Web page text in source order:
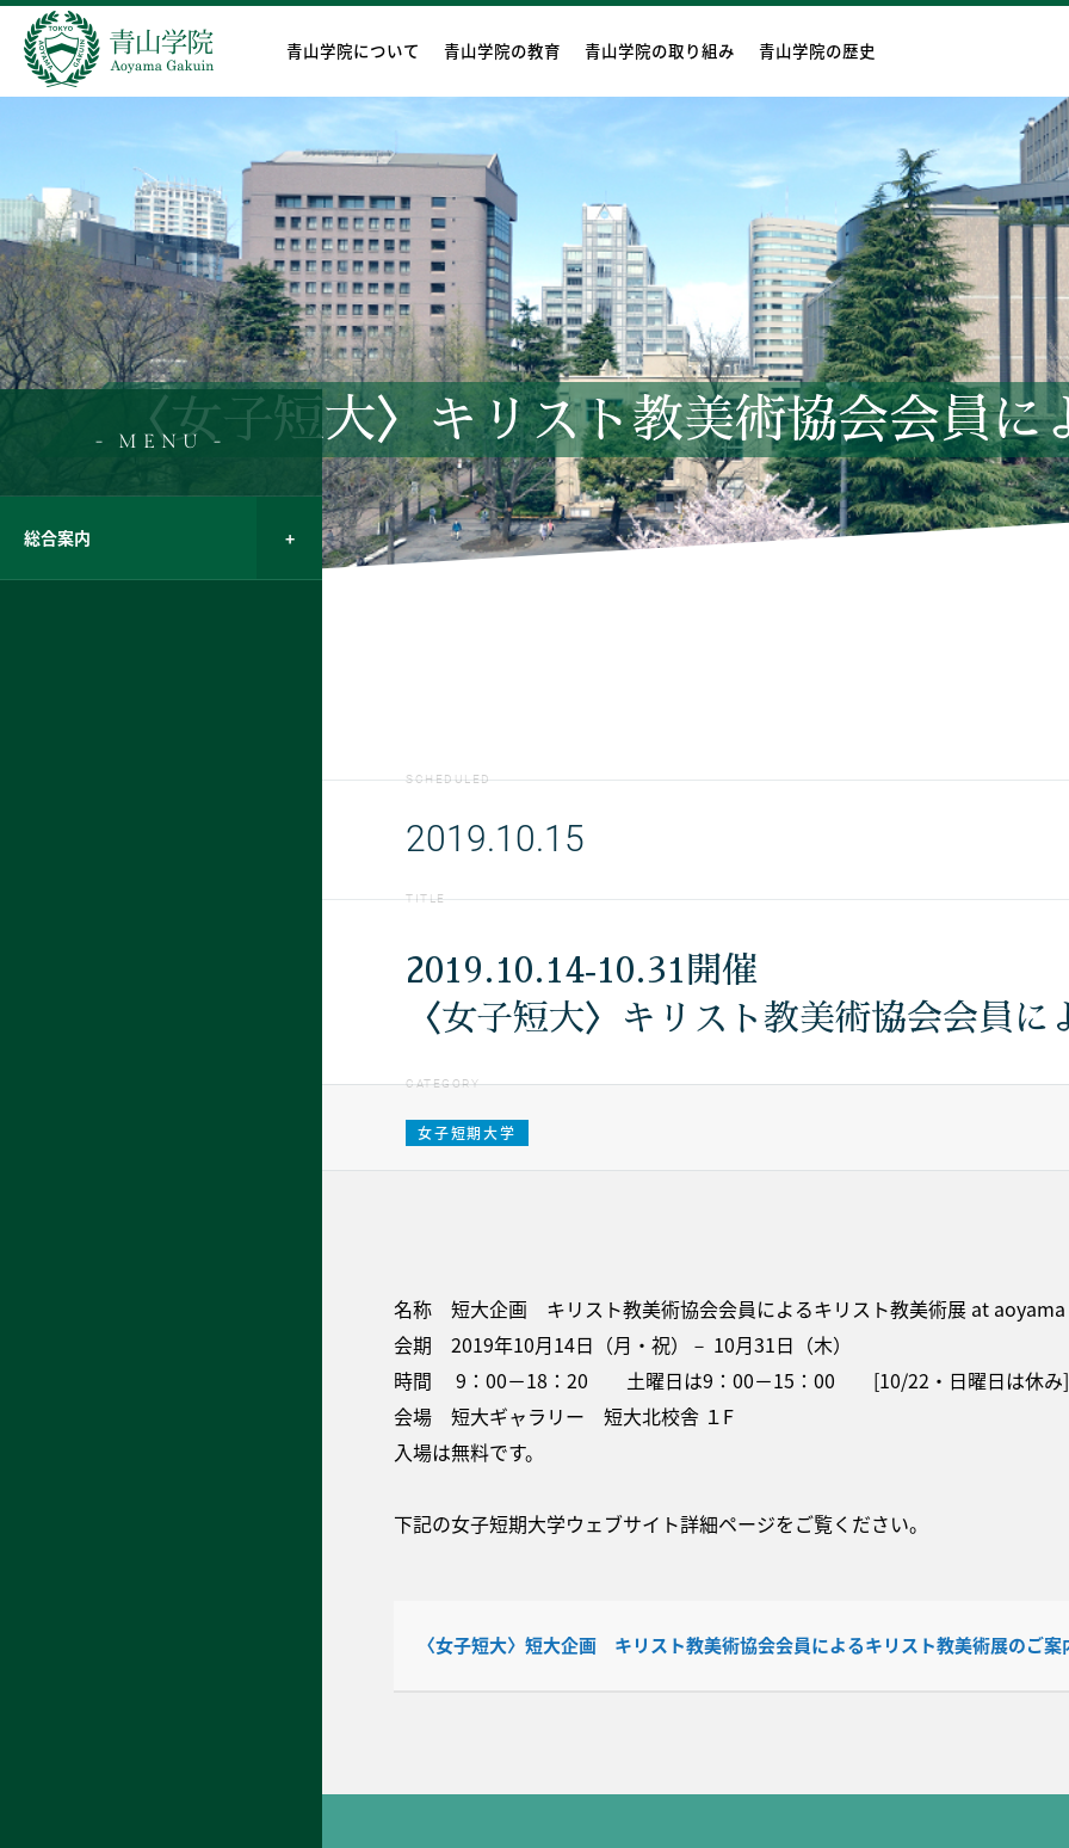
青山学院について 青山学院の教育 青山学院の取り組み 青山学院の歴史
〈女子短大〉キリスト教美術協会会員に
- MENU -
総合案内
SCHEDULED
2019.10.15
TITLE
2019.10.14‐10.31開催
〈女子短大〉キリスト教美術協会会員
CATEGORY
女子短期大学
名称 短大企画 キリスト教美術協会会員によるキリスト教美術展 at
会期 2019年10月14日（月・祝）－ 10月31日（木）
時間 9：00−18：20 土曜日は9：00−15：00 [10/22・日曜日は休み]
会場 短大ギャラリー 短大北校舎 １F
入場は無料です。
下記の女子短期大学ウェブサイト詳細ページをご覧ください。
〈女子短大〉短大企画 キリスト教美術協会会員によるキリスト教美術展のご